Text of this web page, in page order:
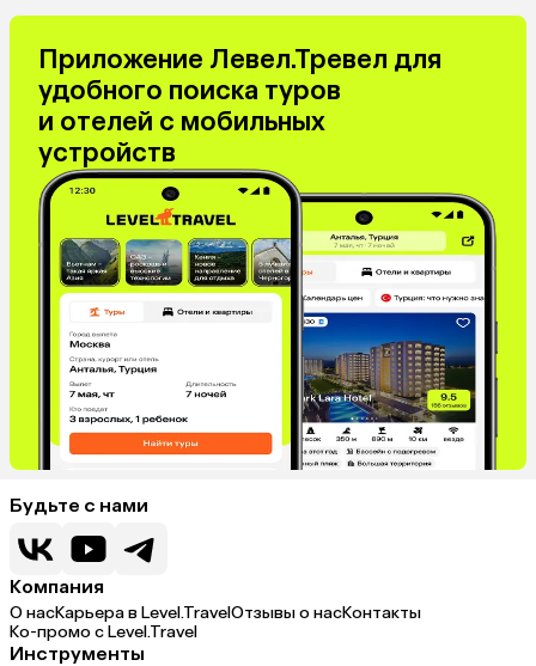
Приложение Левел.Тревел для
удобного поиска туров
и отелей с мобильных
устройств
Будьте с нами
Компания
О насКарьера в Level.TravelОтзывы о насКонтакты
Ко-промо с Level.Travel
Инструменты